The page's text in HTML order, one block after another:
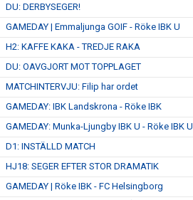
DU: DERBYSEGER!
GAMEDAY | Emmaljunga GOIF - Röke IBK U
H2: KAFFE KAKA - TREDJE RAKA
DU: OAVGJORT MOT TOPPLAGET
MATCHINTERVJU: Filip har ordet
GAMEDAY: IBK Landskrona - Röke IBK
GAMEDAY: Munka-Ljungby IBK U - Röke IBK U
D1: INSTÄLLD MATCH
HJ18: SEGER EFTER STOR DRAMATIK
GAMEDAY | Röke IBK - FC Helsingborg